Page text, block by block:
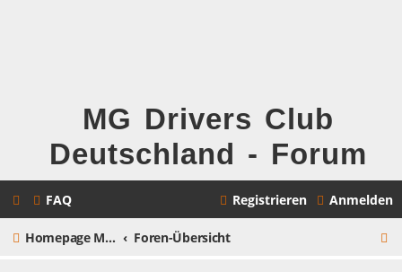
MG Drivers Club
Deutschland - Forum
FAQ Anmelden
Registrieren
Homepage MG Drivers Club Deutschland Foren-Übersicht